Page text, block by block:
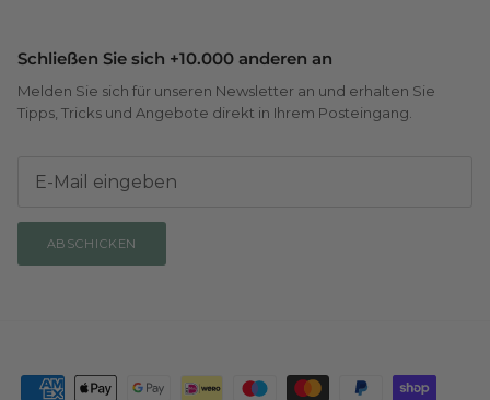
Schließen Sie sich +10.000 anderen an
Melden Sie sich für unseren Newsletter an und erhalten Sie
Tipps, Tricks und Angebote direkt in Ihrem Posteingang.
ABSCHICKEN